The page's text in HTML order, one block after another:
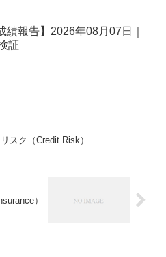
績報告】2026年08月07日｜
証
スク（Credit Risk）
）